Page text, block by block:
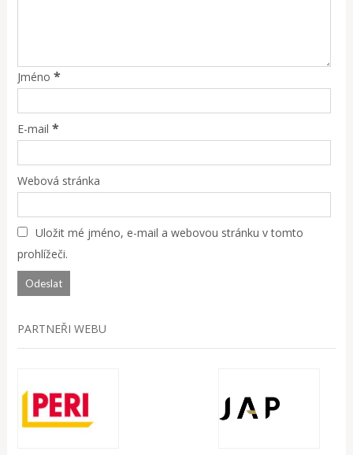
Jméno *
E-mail *
Webová stránka
Uložit mé jméno, e-mail a webovou stránku v tomto
prohlížeči.
PARTNEŘI WEBU